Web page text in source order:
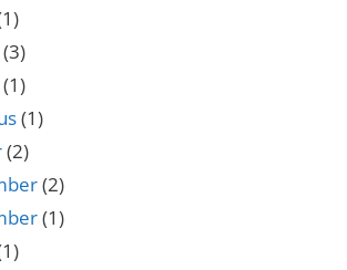
(3)
(1)
(1)
(2)
(2)
(1)